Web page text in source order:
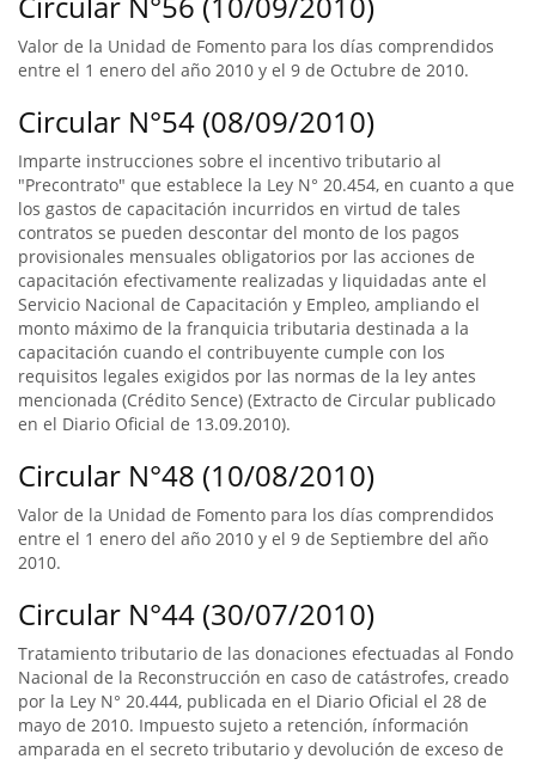
Valor de la Unidad de Fomento para los días comprendidos
entre el 1 enero del año 2010 y el 9 de Octubre de 2010.
Circular N°54 (08/09/2010)
Imparte instrucciones sobre el incentivo tributario al
"Precontrato" que establece la Ley N° 20.454, en cuanto a que
los gastos de capacitación incurridos en virtud de tales
contratos se pueden descontar del monto de los pagos
provisionales mensuales obligatorios por las acciones de
capacitación efectivamente realizadas y liquidadas ante el
Servicio Nacional de Capacitación y Empleo, ampliando el
monto máximo de la franquicia tributaria destinada a la
capacitación cuando el contribuyente cumple con los
requisitos legales exigidos por las normas de la ley antes
mencionada (Crédito Sence) (Extracto de Circular publicado
en el Diario Oficial de 13.09.2010).
Circular N°48 (10/08/2010)
Valor de la Unidad de Fomento para los días comprendidos
entre el 1 enero del año 2010 y el 9 de Septiembre del año
2010.
Circular N°44 (30/07/2010)
Tratamiento tributario de las donaciones efectuadas al Fondo
Nacional de la Reconstrucción en caso de catástrofes, creado
por la Ley N° 20.444, publicada en el Diario Oficial el 28 de
mayo de 2010. Impuesto sujeto a retención, ínformación
amparada en el secreto tributario y devolución de exceso de